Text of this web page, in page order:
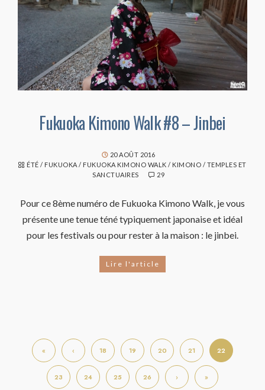
Fukuoka Kimono Walk #8 – Jinbei
20 AOÛT 2016
ÉTÉ / FUKUOKA / FUKUOKA KIMONO WALK / KIMONO / TEMPLES ET
SANCTUAIRES
29
Pour ce 8ème numéro de Fukuoka Kimono Walk, je vous
présente une tenue téné typiquement japonaise et idéal
pour les festivals ou pour rester à la maison : le jinbei.
Lire l'article
« ‹ 18 19 20 21 22
23 24 25 26 › »